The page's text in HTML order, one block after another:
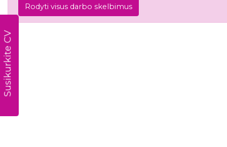
Susikurkite CV
Rodyti visus darbo skelbimus